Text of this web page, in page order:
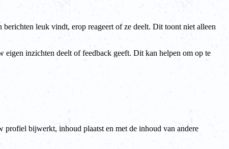
leuk vindt, erop reageert of ze deelt. Dit toont niet alleen
eigen inzichten deelt of feedback geeft. Dit kan helpen om op te
bijwerkt, inhoud plaatst en met de inhoud van andere